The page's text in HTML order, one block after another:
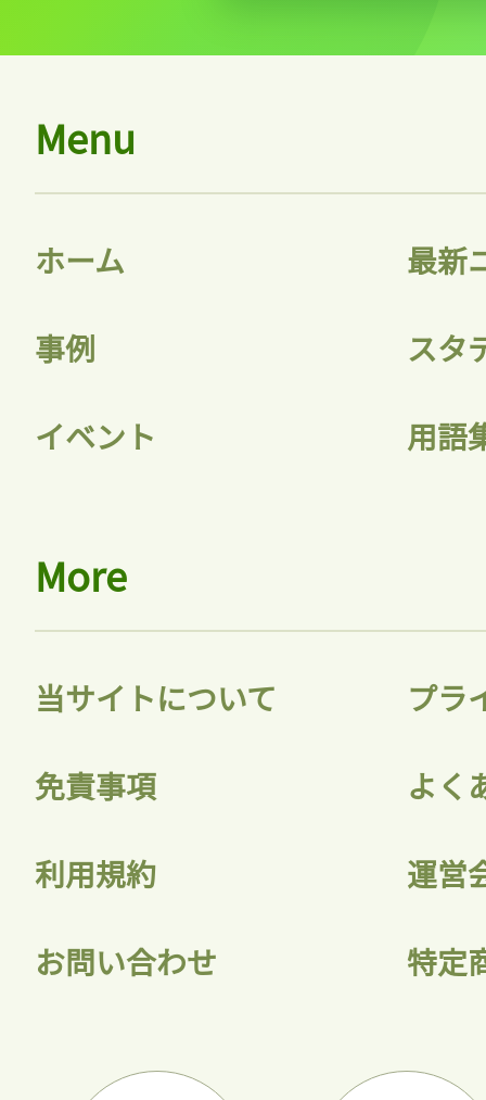
Menu
ホーム 最新
事例 スタ
イベント 用語
More
当サイトについて プラ
免責事項 よく
利用規約 運営
お問い合わせ 特定